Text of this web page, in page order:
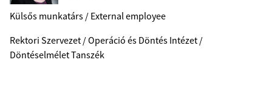
Külsős munkatárs / External employee
Rektori Szervezet / Operáció és Döntés Intézet /
Döntéselmélet Tanszék